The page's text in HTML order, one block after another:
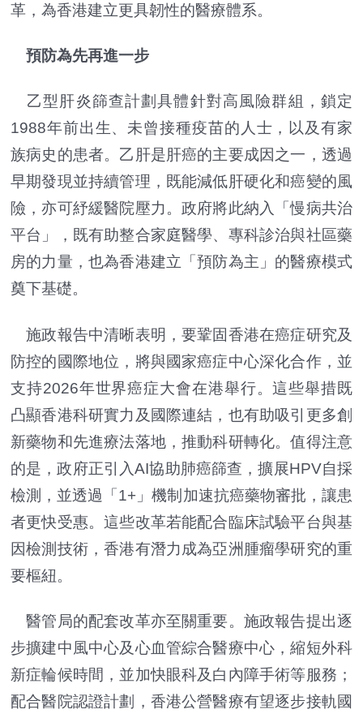
革，為香港建立更具韌性的醫療體系。
預防為先再進一步
乙型肝炎篩查計劃具體針對高風險群組，鎖定
1988年前出生、未曾接種疫苗的人士，以及有家
族病史的患者。乙肝是肝癌的主要成因之一，透過
早期發現並持續管理，既能減低肝硬化和癌變的風
險，亦可紓緩醫院壓力。政府將此納入「慢病共治
平台」，既有助整合家庭醫學、專科診治與社區藥
房的力量，也為香港建立「預防為主」的醫療模式
奠下基礎。
施政報告中清晰表明，要鞏固香港在癌症研究及
防控的國際地位，將與國家癌症中心深化合作，並
支持2026年世界癌症大會在港舉行。這些舉措既
凸顯香港科研實力及國際連結，也有助吸引更多創
新藥物和先進療法落地，推動科研轉化。值得注意
的是，政府正引入AI協助肺癌篩查，擴展HPV自採
檢測，並透過「1+」機制加速抗癌藥物審批，讓患
者更快受惠。這些改革若能配合臨床試驗平台與基
因檢測技術，香港有潛力成為亞洲腫瘤學研究的重
要樞紐。
醫管局的配套改革亦至關重要。施政報告提出逐
步擴建中風中心及心血管綜合醫療中心，縮短外科
新症輪候時間，並加快眼科及白內障手術等服務；
配合醫院認證計劃，香港公營醫療有望逐步接軌國